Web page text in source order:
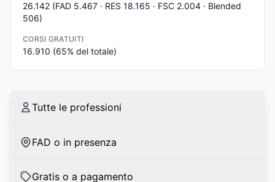
26.142 (FAD 5.467 · RES 18.165 · FSC 2.004 · Blended
506)
CORSI GRATUITI
16.910 (65% del totale)
Tutte le professioni
FAD o in presenza
Gratis o a pagamento